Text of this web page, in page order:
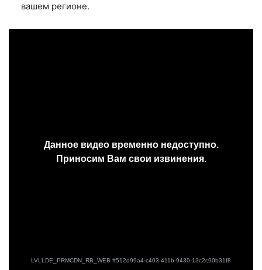
вашем регионе.